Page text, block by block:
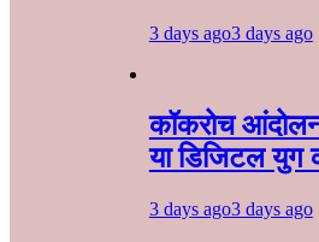
3 days ago3 days ago
कॉकरोच
या डिजिटल युग
3 days ago3 days ago